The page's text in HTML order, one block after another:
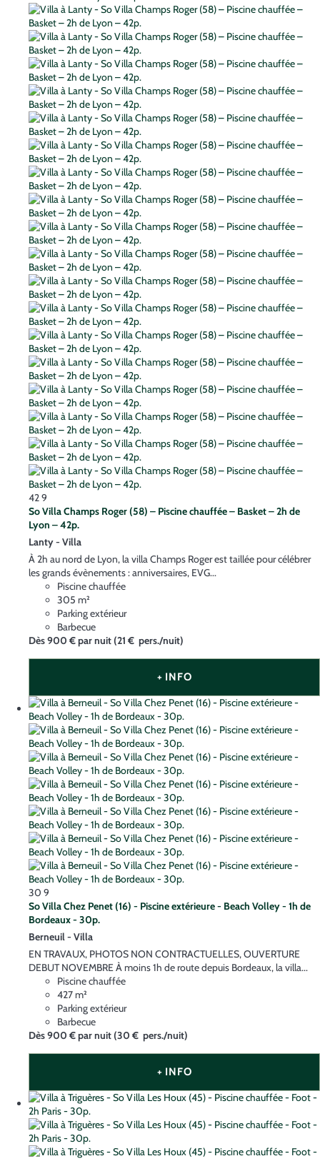
429
So Villa Champs Roger (58) – Piscine chauffée – Basket – 2h de
Lyon – 42p.
Lanty - Villa
À 2h au nord de Lyon, la villa Champs Roger est taillée pour célébrer
les grands évènements : anniversaires, EVG...
Piscine chauffée
305 m²
Parking extérieur
Barbecue
Dès900 €par nuit(21 € pers./nuit)
+ INFO
30 9
So Villa Chez Penet (16) - Piscine extérieure - Beach Volley - 1h de
Bordeaux - 30p.
Berneuil - Villa
EN TRAVAUX, PHOTOS NON CONTRACTUELLES, OUVERTURE
DEBUT NOVEMBRE À moins 1h de route depuis Bordeaux, la villa...
Piscine chauffée
427 m²
Parking extérieur
Barbecue
Dès900 €par nuit(30 € pers./nuit)
+ INFO